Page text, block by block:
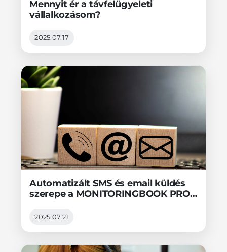
Mennyit ér a távfelügyeleti
vállalkozásom?
2025.07.17
Automatizált SMS és email küldés
szerepe a MONITORINGBOOK PRO
2025.07.21